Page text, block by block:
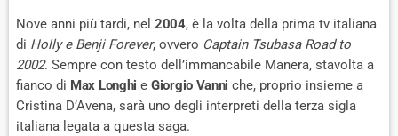
Nove anni più tardi, nel 2004, è la volta della prima tv italiana
di Holly e Benji Forever, ovvero Captain Tsubasa Road to
2002. Sempre con testo dell’immancabile Manera, stavolta a
fianco di Max Longhi e Giorgio Vanni che, proprio insieme a
Cristina D’Avena, sarà uno degli interpreti della terza sigla
italiana legata a questa saga.